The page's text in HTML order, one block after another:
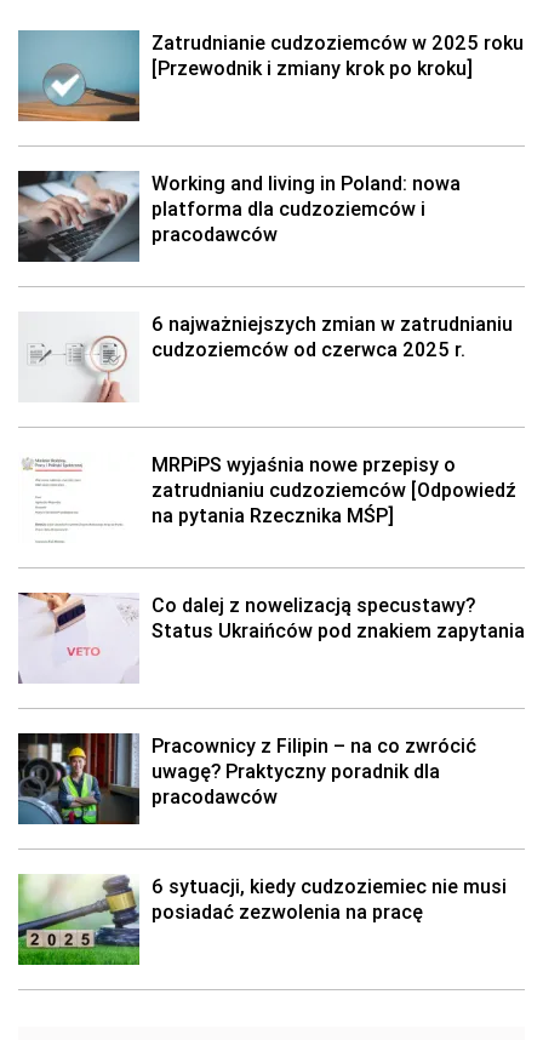
Zatrudnianie cudzoziemców w 2025 roku
[Przewodnik i zmiany krok po kroku]
Working and living in Poland: nowa
platforma dla cudzoziemców i
pracodawców
6 najważniejszych zmian w zatrudnianiu
cudzoziemców od czerwca 2025 r.
MRPiPS wyjaśnia nowe przepisy o
zatrudnianiu cudzoziemców [Odpowiedź
na pytania Rzecznika MŚP]
Co dalej z nowelizacją specustawy?
Status Ukraińców pod znakiem zapytania
Pracownicy z Filipin – na co zwrócić
uwagę? Praktyczny poradnik dla
pracodawców
6 sytuacji, kiedy cudzoziemiec nie musi
posiadać zezwolenia na pracę